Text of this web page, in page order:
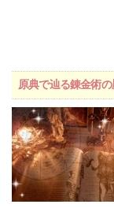
原典で辿る錬金術